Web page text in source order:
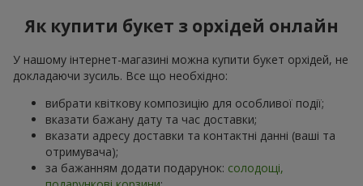
Як купити букет з орхідей онлайн
У нашому інтернет-магазині можна купити букет орхідей, не
докладаючи зусиль. Все що необхідно:
вибрати квіткову композицію для особливої події;
вказати бажану дату та час доставки;
вказати адресу доставки та контактні данні (ваші та
отримувача);
за бажанням додати подарунок: солодощі,